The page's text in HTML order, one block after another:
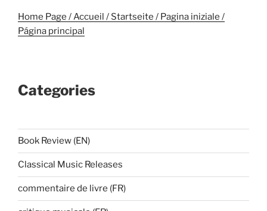
Home Page / Accueil / Startseite / Pagina iniziale /
Página principal
Categories
Book Review (EN)
Classical Music Releases
commentaire de livre (FR)